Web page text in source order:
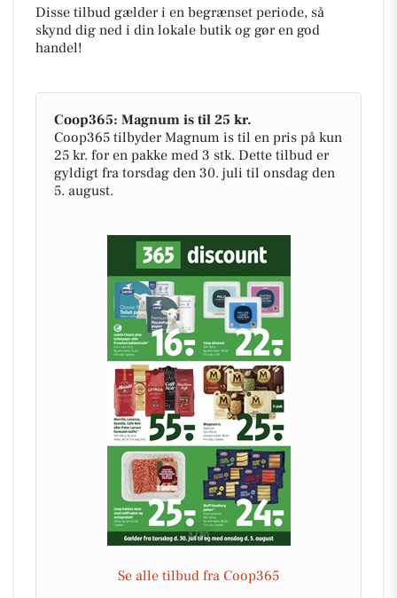
Disse tilbud gælder i en begrænset periode, så
skynd dig ned i din lokale butik og gør en god
handel!
Coop365: Magnum is til 25 kr.
Coop365 tilbyder Magnum is til en pris på kun
25 kr. for en pakke med 3 stk. Dette tilbud er
gyldigt fra torsdag den 30. juli til onsdag den
5. august.
Se alle tilbud fra Coop365